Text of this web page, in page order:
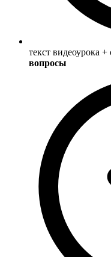
текст видеоурока +
вопросы